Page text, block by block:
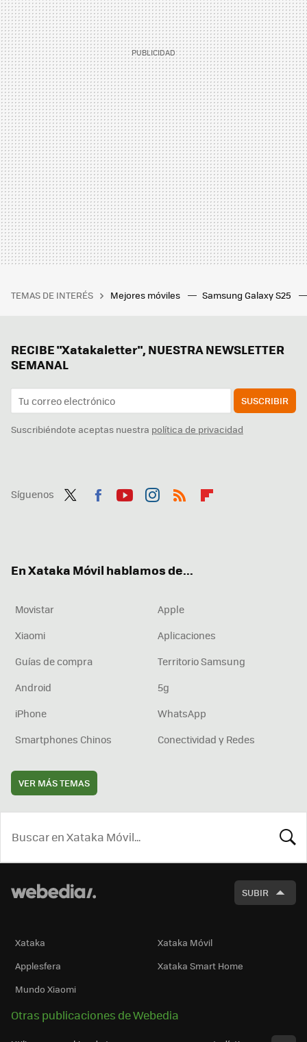
TEMAS DE INTERÉS Mejores móviles Samsung Galaxy S25
RECIBE "Xatakaletter", NUESTRA NEWSLETTER
SEMANAL
SUSCRIBIR
Suscribiéndote aceptas nuestra política de privacidad
Síguenos
En Xataka Móvil hablamos de...
Movistar
Apple
Xiaomi
Aplicaciones
Guías de compra
Territorio Samsung
Android
5g
iPhone
WhatsApp
Smartphones Chinos
Conectividad y Redes
VER MÁS TEMAS
SUBIR
Xataka
Xataka Móvil
Applesfera
Xataka Smart Home
Mundo Xiaomi
Otras publicaciones de Webedia